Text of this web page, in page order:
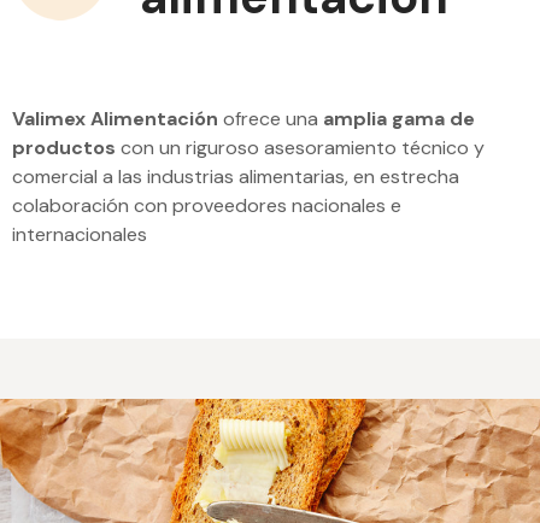
Valimex Alimentación ofrece una amplia gama de
productos con un riguroso asesoramiento técnico y
comercial a las industrias alimentarias, en estrecha
colaboración con proveedores nacionales e
internacionales